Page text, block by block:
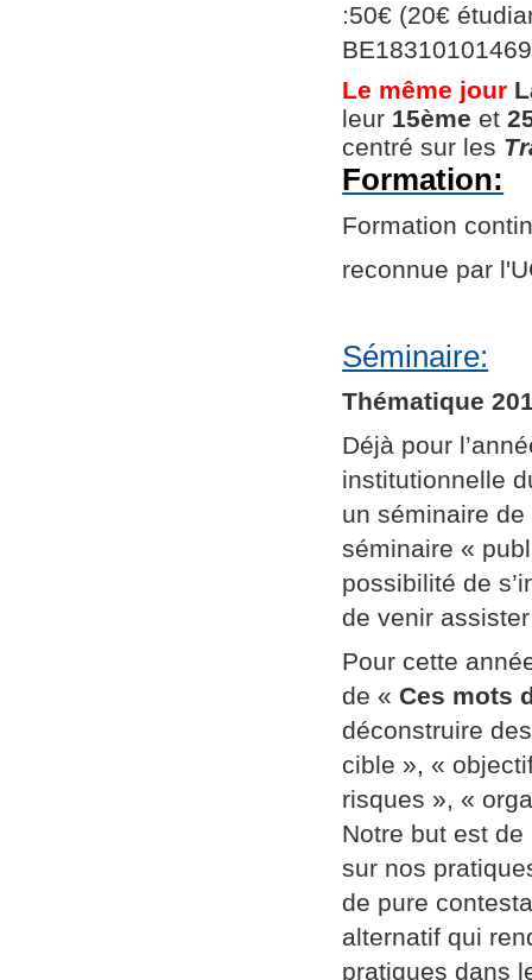
:50€ (20€
Le même jour
leur 15ème et
centré sur les
Formation:
Formation
reconnue par
Séminaire:
Thématique
Déjà pour
institutionnelle
un séminaire
séminaire «
possibilité de
de venir
Pour cette
de « Ces mots
déconstruire
cible », «
risques », «
Notre but est de
sur nos
de pure
alternatif qui
pratiques dans